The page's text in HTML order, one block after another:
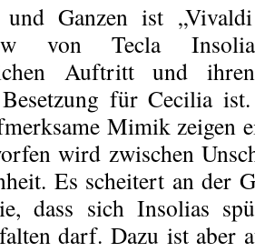
Ganzen ist
von Tecla
Auftritt und
Besetzung für Cecilia
Mimik zeigen
wird zwischen
Es scheitert an der
dass sich Insolias
darf. Dazu ist aber